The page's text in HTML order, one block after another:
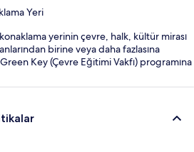
Yeri
yerinin çevre, halk, kültür mirası
birine veya daha fazlasına
Key (Çevre Eğitimi Vakfı) programına